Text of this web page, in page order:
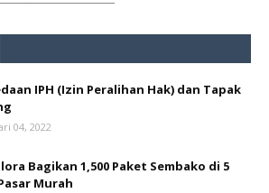
IPH (Izin Peralihan Hak) dan Tapak
04, 2022
Bagikan 1,500 Paket Sembako di 5
Murah